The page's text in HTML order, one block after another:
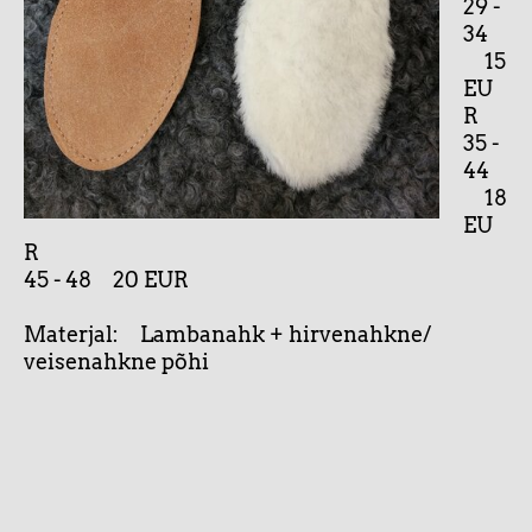
29 -
34
15
EU
R
35 -
44
18
EU
R
45 - 48 20 EUR
Materjal: Lambanahk + hirvenahkne/
veisenahkne põhi